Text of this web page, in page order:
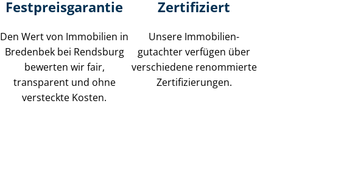
Festpreis​garantie
Den Wert von Immobilien in
Bredenbek bei Rendsburg
bewerten wir fair,
transparent und ohne
versteckte Kosten.
Zertifiziert
Unsere Immobilien­
gutachter verfügen über
verschiedene renommierte
Zer­ti­fi­zie­run­gen.